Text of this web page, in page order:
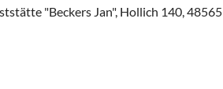
Saisonopening 2023
"Beckers Jan", Hollich 140, 48565